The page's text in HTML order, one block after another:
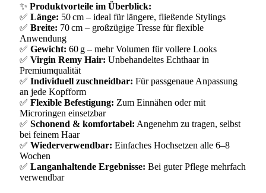
✨ Produktvorteile im Überblick:
✅ Länge: 50 cm – ideal für längere, fließende Stylings
✅ Breite: 70 cm – großzügige Tresse für flexible
Anwendung
✅ Gewicht: 60 g – mehr Volumen für vollere Looks
✅ Virgin Remy Hair: Unbehandeltes Echthaar in
Premiumqualität
✅ Individuell zuschneidbar: Für passgenaue Anpassung
an jede Kopfform
✅ Flexible Befestigung: Zum Einnähen oder mit
Microringen einsetzbar
✅ Schonend & komfortabel: Angenehm zu tragen, selbst
bei feinem Haar
✅ Wiederverwendbar: Einfaches Hochsetzen alle 6–8
Wochen
✅ Langanhaltende Ergebnisse: Bei guter Pflege mehrfach
verwendbar